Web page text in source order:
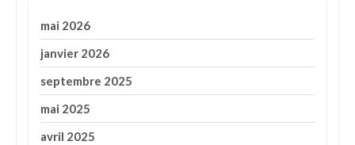
mai 2026
janvier 2026
septembre 2025
mai 2025
avril 2025